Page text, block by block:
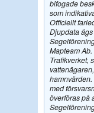
bifogade
som
Officiellt
Djupdata
Mapteam
Trafikverket,
med
överföras på